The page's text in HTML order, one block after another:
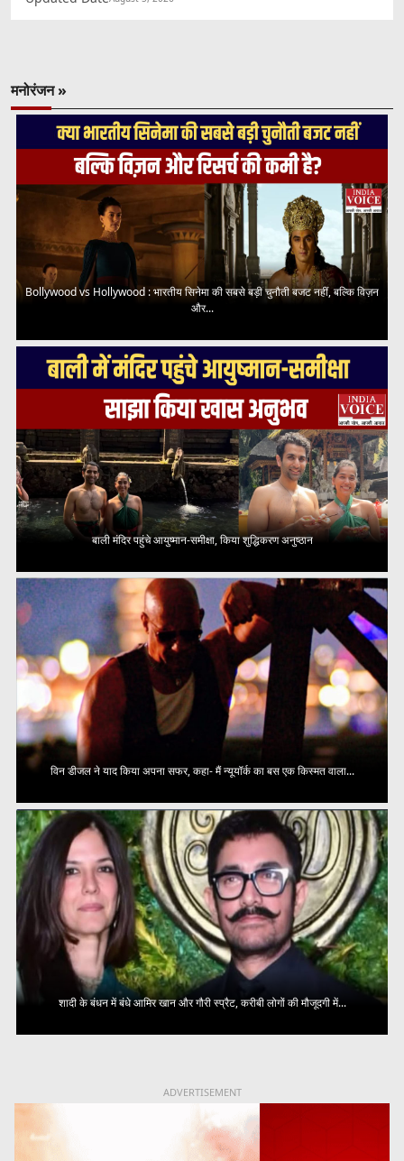
मनोरंजन »
Bollywood vs Hollywood : भारतीय सिनेमा की सबसे बड़ी चुनौती बजट नहीं, बल्कि विज़न
और...
बाली मंदिर पहुंचे आयुष्मान-समीक्षा, किया शुद्धिकरण अनुष्ठान
विन डीजल ने याद किया अपना सफर, कहा- मैं न्यूयॉर्क का बस एक किस्मत वाला...
शादी के बंधन में बंधे आमिर खान और गौरी स्प्रैट, करीबी लोगों की मौजूदगी में...
ADVERTISEMENT